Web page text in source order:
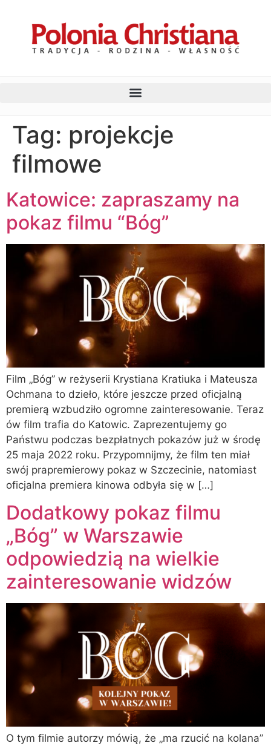
Tag: projekcje
filmowe
Katowice: zapraszamy na
pokaz filmu “Bóg”
Film „Bóg” w reżyserii Krystiana Kratiuka i Mateusza
Ochmana to dzieło, które jeszcze przed oficjalną
premierą wzbudziło ogromne zainteresowanie. Teraz
ów film trafia do Katowic. Zaprezentujemy go
Państwu podczas bezpłatnych pokazów już w środę
25 maja 2022 roku. Przypomnijmy, że film ten miał
swój prapremierowy pokaz w Szczecinie, natomiast
oficjalna premiera kinowa odbyła się w […]
Dodatkowy pokaz filmu
„Bóg” w Warszawie
odpowiedzią na wielkie
zainteresowanie widzów
O tym filmie autorzy mówią, że „ma rzucić na kolana”